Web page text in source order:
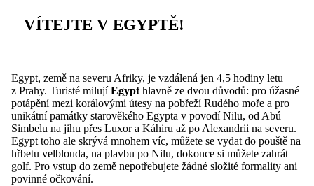
VÍTEJTE V EGYPTĚ!
Egypt, země na severu Afriky, je vzdálená jen 4,5 hodiny letu
z Prahy. Turisté milujíEgypt hlavně ze dvou důvodů: pro úžasné
potápění mezi korálovými útesy na pobřeží Rudého moře a pro
unikátní památky starověkého Egypta v povodí Nilu, od Abú
Simbelu na jihu přes Luxor a Káhiru až po Alexandrii na severu.
Egypt toho ale skrývá mnohem víc, můžete se vydat do pouště na
hřbetu velblouda, na plavbu po Nilu, dokonce si můžete zahrát
golf. Pro vstup do země nepotřebujete žádné složité formality ani
povinné očkování.